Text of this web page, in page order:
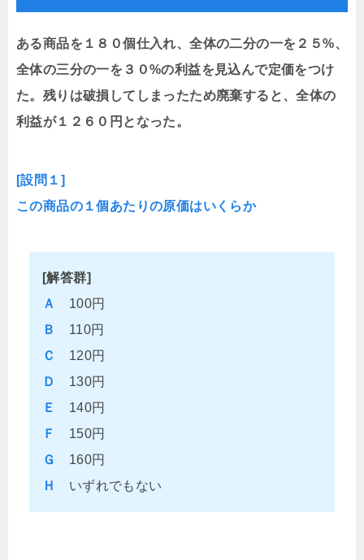
ある商品を１８０個仕入れ、全体の二分の一を２５%、
全体の三分の一を３０%の利益を見込んで定価をつけ
た。残りは破損してしまったため廃棄すると、全体の
利益が１２６０円となった。
[設問１]
この商品の１個あたりの原価はいくらか
[解答群]
Ａ
100円
Ｂ
110円
Ｃ
120円
Ｄ
130円
Ｅ
140円
Ｆ
150円
Ｇ
160円
Ｈ
いずれでもない